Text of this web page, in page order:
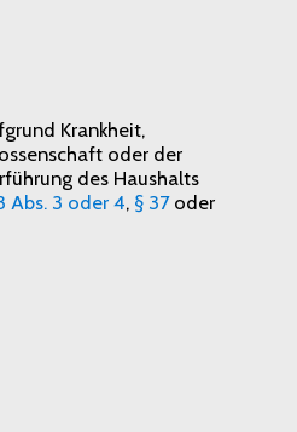
Krankheit,
oder der
des Haushalts
Abs. 3 oder 4, § 37oder